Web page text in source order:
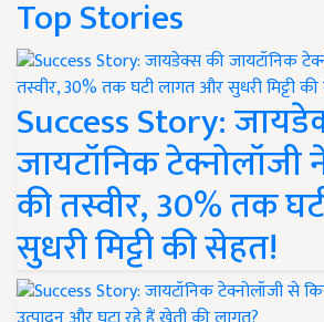
Top Stories
Success Story:
जायटॉनिक
की तस्वीर, 30% तक
सुधरी मिट्टी की सेहत!